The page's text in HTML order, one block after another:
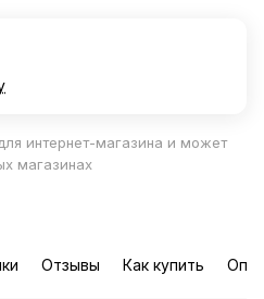
интернет-магазина и может
магазинах
Отзывы Как купить